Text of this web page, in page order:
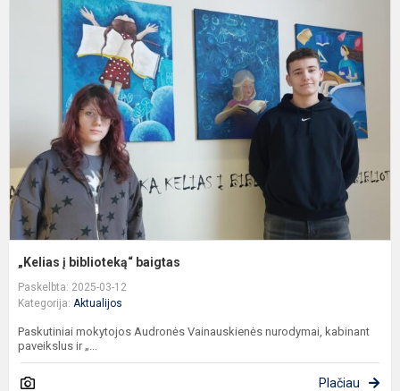
„Kelias į biblioteką“ baigtas
Paskelbta: 2025-03-12
Kategorija: Aktualijos
Paskutiniai mokytojos Audronės Vainauskienės nurodymai, kabinant
paveikslus ir „...
Plačiau